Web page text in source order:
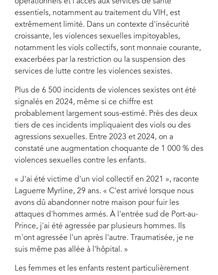
essentiels, notamment au traitement du VIH, est
extrêmement limité. Dans un contexte d'insécurité
croissante, les violences sexuelles impitoyables,
notamment les viols collectifs, sont monnaie courante,
exacerbées par la restriction ou la suspension des
services de lutte contre les violences sexistes.
Plus de 6 500 incidents de violences sexistes ont été
signalés en 2024, même si ce chiffre est
probablement largement sous-estimé. Près des deux
tiers de ces incidents impliquaient des viols ou des
agressions sexuelles. Entre 2023 et 2024, on a
constaté une augmentation choquante de 1 000 % des
violences sexuelles contre les enfants.
« J'ai été victime d'un viol collectif en 2021 », raconte
Laguerre Myrline, 29 ans. « C'est arrivé lorsque nous
avons dû abandonner notre maison pour fuir les
attaques d'hommes armés. À l'entrée sud de Port-au-
Prince, j'ai été agressée par plusieurs hommes. Ils
m'ont agressée l'un après l'autre. Traumatisée, je ne
suis même pas allée à l'hôpital. »
Les femmes et les enfants restent particulièrement